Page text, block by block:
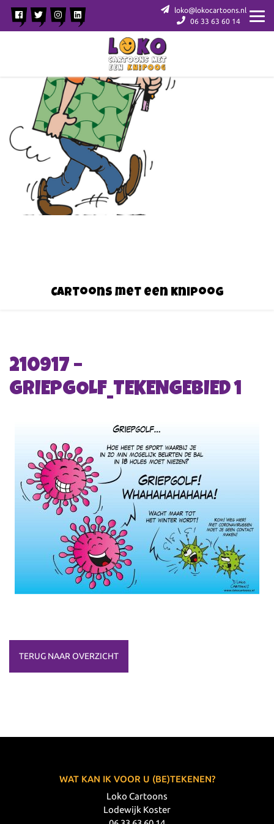
loko@lokocartoons.nl
06 33 63 60 14
Cartoons met een knipoog
210917 –
GRIEPGOLF_TEKENGEBIED 1
TERUG NAAR OVERZICHT
WAT KAN IK VOOR U (BE)TEKENEN?
Loko Cartoons
Lodewijk Koster